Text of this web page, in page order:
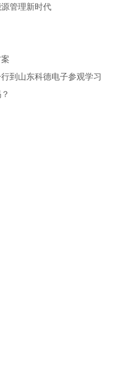
管理新时代
到山东科德电子参观学习